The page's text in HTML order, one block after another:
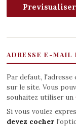
ADRESSE E-
Par defaut,
sur le site. Vous
souhaitez utiliser un
Si vous voulez
devez cocher